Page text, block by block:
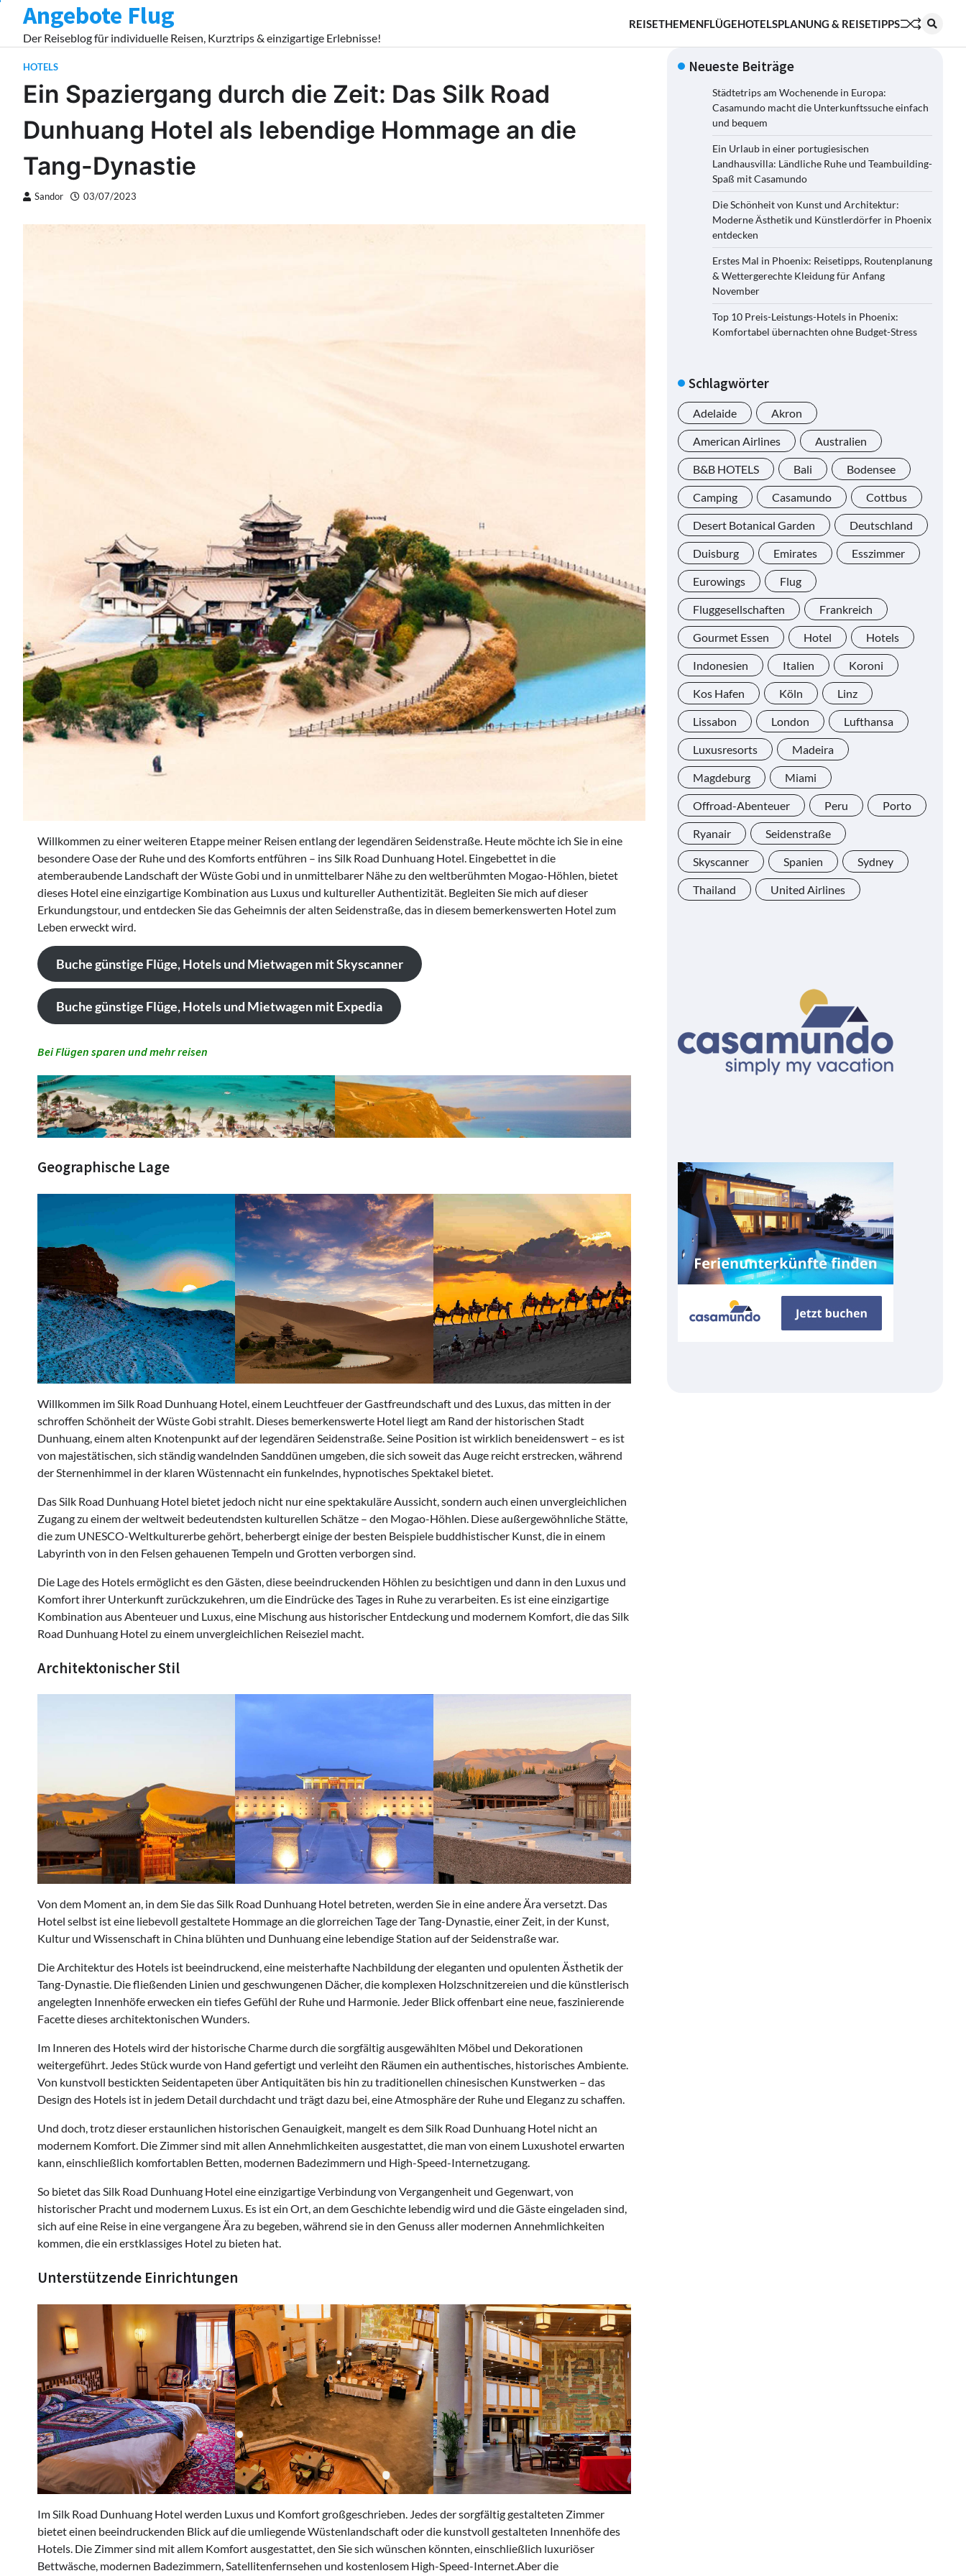
content
Angebote Flug
Der Reiseblog für individuelle Reisen, Kurztrips & einzigartige Erlebnisse!
REISETHEMENFLÜGEHOTELSPLANUNG & REISETIPPS
HOTELS
Ein Spaziergang durch die Zeit: Das Silk Road
Dunhuang Hotel als lebendige Hommage an die
Tang-Dynastie
Sandor 03/07/2023
Willkommen zu einer weiteren Etappe meiner Reisen entlang der legendären Seidenstraße. Heute möchte ich Sie in eine
besondere Oase der Ruhe und des Komforts entführen – ins Silk Road Dunhuang Hotel. Eingebettet in die
atemberaubende Landschaft der Wüste Gobi und in unmittelbarer Nähe zu den weltberühmten Mogao-Höhlen, bietet
dieses Hotel eine einzigartige Kombination aus Luxus und kultureller Authentizität. Begleiten Sie mich auf dieser
Erkundungstour, und entdecken Sie das Geheimnis der alten Seidenstraße, das in diesem bemerkenswerten Hotel zum
Leben erweckt wird.
Buche günstige Flüge, Hotels und Mietwagen mit Skyscanner
Buche günstige Flüge, Hotels und Mietwagen mit Expedia
Bei Flügen sparen und mehr reisen
Geographische Lage
Willkommen im Silk Road Dunhuang Hotel, einem Leuchtfeuer der Gastfreundschaft und des Luxus, das mitten in der
schroffen Schönheit der Wüste Gobi strahlt. Dieses bemerkenswerte Hotel liegt am Rand der historischen Stadt
Dunhuang, einem alten Knotenpunkt auf der legendären Seidenstraße. Seine Position ist wirklich beneidenswert – es ist
von majestätischen, sich ständig wandelnden Sanddünen umgeben, die sich soweit das Auge reicht erstrecken, während
der Sternenhimmel in der klaren Wüstennacht ein funkelndes, hypnotisches Spektakel bietet.
Das Silk Road Dunhuang Hotel bietet jedoch nicht nur eine spektakuläre Aussicht, sondern auch einen unvergleichlichen
Zugang zu einem der weltweit bedeutendsten kulturellen Schätze – den Mogao-Höhlen. Diese außergewöhnliche Stätte,
die zum UNESCO-Weltkulturerbe gehört, beherbergt einige der besten Beispiele buddhistischer Kunst, die in einem
Labyrinth von in den Felsen gehauenen Tempeln und Grotten verborgen sind.
Die Lage des Hotels ermöglicht es den Gästen, diese beeindruckenden Höhlen zu besichtigen und dann in den Luxus und
Komfort ihrer Unterkunft zurückzukehren, um die Eindrücke des Tages in Ruhe zu verarbeiten. Es ist eine einzigartige
Kombination aus Abenteuer und Luxus, eine Mischung aus historischer Entdeckung und modernem Komfort, die das Silk
Road Dunhuang Hotel zu einem unvergleichlichen Reiseziel macht.
Architektonischer Stil
Von dem Moment an, in dem Sie das Silk Road Dunhuang Hotel betreten, werden Sie in eine andere Ära versetzt. Das
Hotel selbst ist eine liebevoll gestaltete Hommage an die glorreichen Tage der Tang-Dynastie, einer Zeit, in der Kunst,
Kultur und Wissenschaft in China blühten und Dunhuang eine lebendige Station auf der Seidenstraße war.
Die Architektur des Hotels ist beeindruckend, eine meisterhafte Nachbildung der eleganten und opulenten Ästhetik der
Tang-Dynastie. Die fließenden Linien und geschwungenen Dächer, die komplexen Holzschnitzereien und die künstlerisch
angelegten Innenhöfe erwecken ein tiefes Gefühl der Ruhe und Harmonie. Jeder Blick offenbart eine neue, faszinierende
Facette dieses architektonischen Wunders.
Im Inneren des Hotels wird der historische Charme durch die sorgfältig ausgewählten Möbel und Dekorationen
weitergeführt. Jedes Stück wurde von Hand gefertigt und verleiht den Räumen ein authentisches, historisches Ambiente.
Von kunstvoll bestickten Seidentapeten über Antiquitäten bis hin zu traditionellen chinesischen Kunstwerken – das
Design des Hotels ist in jedem Detail durchdacht und trägt dazu bei, eine Atmosphäre der Ruhe und Eleganz zu schaffen.
Und doch, trotz dieser erstaunlichen historischen Genauigkeit, mangelt es dem Silk Road Dunhuang Hotel nicht an
modernem Komfort. Die Zimmer sind mit allen Annehmlichkeiten ausgestattet, die man von einem Luxushotel erwarten
kann, einschließlich komfortablen Betten, modernen Badezimmern und High-Speed-Internetzugang.
So bietet das Silk Road Dunhuang Hotel eine einzigartige Verbindung von Vergangenheit und Gegenwart, von
historischer Pracht und modernem Luxus. Es ist ein Ort, an dem Geschichte lebendig wird und die Gäste eingeladen sind,
sich auf eine Reise in eine vergangene Ära zu begeben, während sie in den Genuss aller modernen Annehmlichkeiten
kommen, die ein erstklassiges Hotel zu bieten hat.
Unterstützende Einrichtungen
Im Silk Road Dunhuang Hotel werden Luxus und Komfort großgeschrieben. Jedes der sorgfältig gestalteten Zimmer
bietet einen beeindruckenden Blick auf die umliegende Wüstenlandschaft oder die kunstvoll gestalteten Innenhöfe des
Hotels. Die Zimmer sind mit allem Komfort ausgestattet, den Sie sich wünschen könnten, einschließlich luxuriöser
Bettwäsche, modernen Badezimmern, Satellitenfernsehen und kostenlosem High-Speed-Internet.Aber die
Neueste Beiträge
Städtetrips am Wochenende in Europa:
Casamundo macht die Unterkunftssuche einfach
und bequem
Ein Urlaub in einer portugiesischen
Landhausvilla: Ländliche Ruhe und Teambuilding-
Spaß mit Casamundo
Die Schönheit von Kunst und Architektur:
Moderne Ästhetik und Künstlerdörfer in Phoenix
entdecken
Erstes Mal in Phoenix: Reisetipps, Routenplanung
& Wettergerechte Kleidung für Anfang
November
Top 10 Preis-Leistungs-Hotels in Phoenix:
Komfortabel übernachten ohne Budget-Stress
Schlagwörter
Adelaide Akron
American Airlines Australien
B&B HOTELS Bali Bodensee
Camping Casamundo Cottbus
Desert Botanical Garden Deutschland
Duisburg Emirates Esszimmer
Eurowings Flug
Fluggesellschaften Frankreich
Gourmet Essen Hotel Hotels
Indonesien Italien Koroni
Kos Hafen Köln Linz
Lissabon London Lufthansa
Luxusresorts Madeira
Magdeburg Miami
Offroad-Abenteuer Peru Porto
Ryanair Seidenstraße
Skyscanner Spanien Sydney
Thailand United Airlines